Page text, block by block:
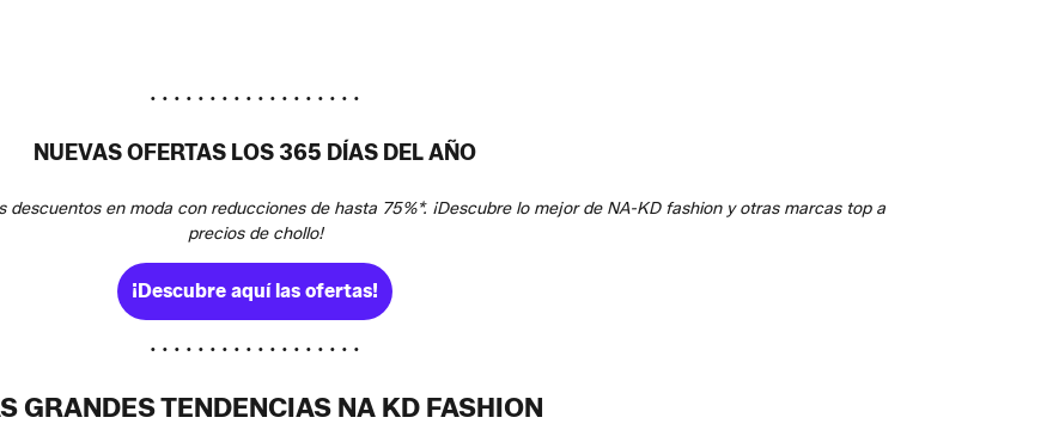
• • • • • • • • • • • • • • • • • •
NUEVAS OFERTAS LOS 365 DÍAS DEL AÑO
descuentos en moda con reducciones de hasta 75%*. ¡Descubre lo mejor de NA-KD fashion y otras marcas top a
precios de chollo!
¡Descubre aquí las ofertas!
• • • • • • • • • • • • • • • • • •
GRANDES TENDENCIAS NA KD FASHION